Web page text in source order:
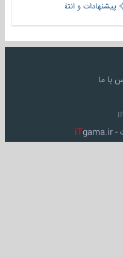
و انتقادات
ما
iTgama.ir